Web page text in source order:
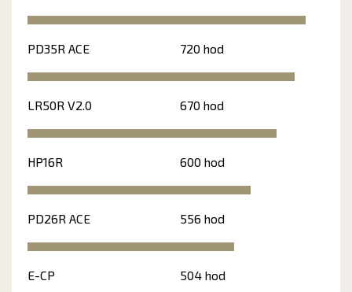
PD35R ACE 720 hod
LR50R V2.0 670 hod
HP16R 600 hod
PD26R ACE 556 hod
E-CP 504 hod